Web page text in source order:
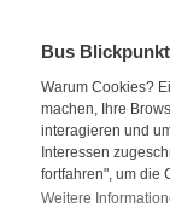
Bus
Warum Cookies?
machen, Ihre
interagieren und
Interessen
fortfahren", um die
Weitere